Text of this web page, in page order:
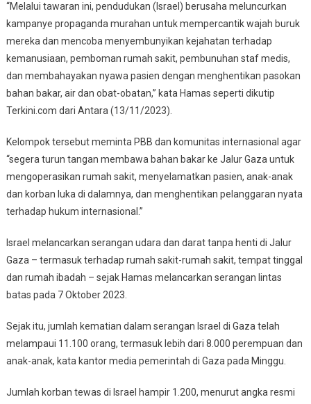
“Melalui tawaran ini, pendudukan (Israel) berusaha meluncurkan
kampanye propaganda murahan untuk mempercantik wajah buruk
mereka dan mencoba menyembunyikan kejahatan terhadap
kemanusiaan, pemboman rumah sakit, pembunuhan staf medis,
dan membahayakan nyawa pasien dengan menghentikan pasokan
bahan bakar, air dan obat-obatan,” kata Hamas seperti dikutip
Terkini.com dari Antara (13/11/2023).
Kelompok tersebut meminta PBB dan komunitas internasional agar
“segera turun tangan membawa bahan bakar ke Jalur Gaza untuk
mengoperasikan rumah sakit, menyelamatkan pasien, anak-anak
dan korban luka di dalamnya, dan menghentikan pelanggaran nyata
terhadap hukum internasional.”
Israel melancarkan serangan udara dan darat tanpa henti di Jalur
Gaza – termasuk terhadap rumah sakit-rumah sakit, tempat tinggal
dan rumah ibadah – sejak Hamas melancarkan serangan lintas
batas pada 7 Oktober 2023.
Sejak itu, jumlah kematian dalam serangan Israel di Gaza telah
melampaui 11.100 orang, termasuk lebih dari 8.000 perempuan dan
anak-anak, kata kantor media pemerintah di Gaza pada Minggu.
Jumlah korban tewas di Israel hampir 1.200, menurut angka resmi